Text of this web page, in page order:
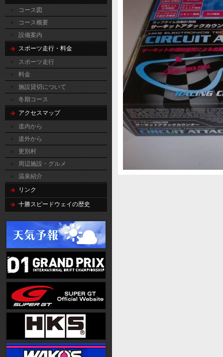
コース図
コース概要
設備案内
スポーツ走行・料金
スポーツ走行
料金
施設貸切について
冬期コース
アクセスマップ
道内から
道外から
更別村
周辺施設・グルメ
温泉紹介
リンク
十勝スピードウェイの歴史